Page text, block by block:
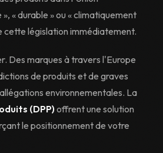
« durable » ou « climatiquement
cette législation immédiatement.
Des marques à travers l'Europe
de produits et de graves
environnementales. La
(DPP)offrent une solution
le positionnement de votre